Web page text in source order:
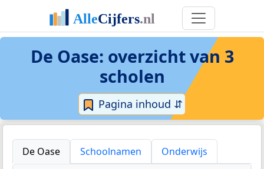
De Oase: overzicht van 3
scholen
Pagina inhoud ⇵
De Oase Schoolnamen Onderwijs